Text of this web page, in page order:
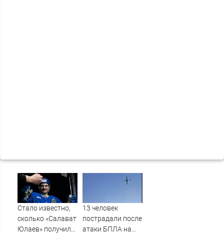
Стало известно,
сколько «Салават
Юлаев» получил
13 человек
пострадали после
атаки БПЛА на